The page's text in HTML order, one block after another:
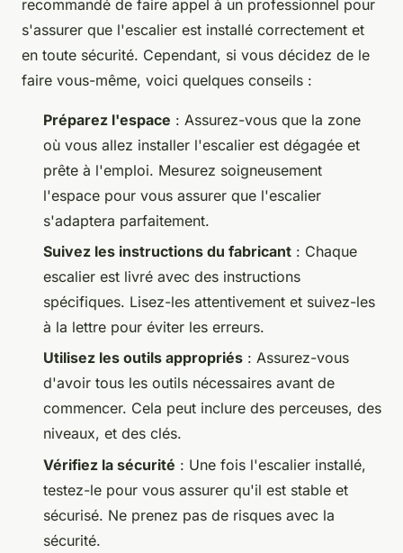
recommandé de faire appel à un professionnel pour
s'assurer que l'escalier est installé correctement et
en toute sécurité. Cependant, si vous décidez de le
faire vous-même, voici quelques conseils :
Préparez l'espace : Assurez-vous que la zone
où vous allez installer l'escalier est dégagée et
prête à l'emploi. Mesurez soigneusement
l'espace pour vous assurer que l'escalier
s'adaptera parfaitement.
Suivez les instructions du fabricant : Chaque
escalier est livré avec des instructions
spécifiques. Lisez-les attentivement et suivez-les
à la lettre pour éviter les erreurs.
Utilisez les outils appropriés : Assurez-vous
d'avoir tous les outils nécessaires avant de
commencer. Cela peut inclure des perceuses, des
niveaux, et des clés.
Vérifiez la sécurité : Une fois l'escalier installé,
testez-le pour vous assurer qu'il est stable et
sécurisé. Ne prenez pas de risques avec la
sécurité.